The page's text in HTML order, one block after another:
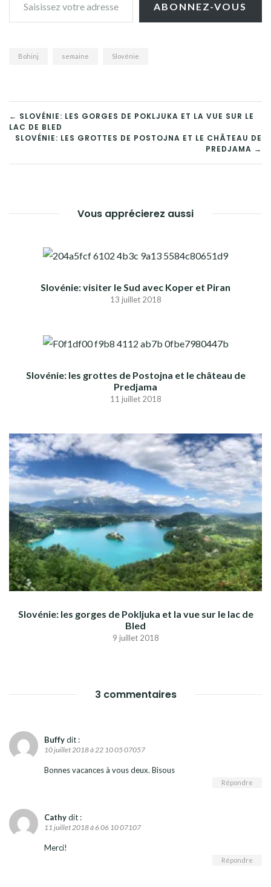
ABONNEZ-VOUS
Bohinj semaine Slovénie
NAVIGATION
DE
L’ARTICLE
← SLOVÉNIE: LES GORGES DE POKLJUKA ET LA VUE SUR LE
LAC DE BLED
SLOVÉNIE: LES GROTTES DE POSTOJNA ET LE CHÂTEAU DE
PREDJAMA →
Vous apprécierez aussi
Slovénie: visiter le Sud avec Koper et Piran
13 juillet 2018
Slovénie: les grottes de Postojna et le château de
Predjama
11 juillet 2018
Slovénie: les gorges de Pokljuka et la vue sur le lac de
Bled
9 juillet 2018
3 commentaires
Buffydit :
10 juillet 2018 à 22 10 05 07057
Bonnes vacances à vous deux. Bisous
Répondre
Cathydit :
11 juillet 2018 à 6 06 10 07107
Merci!
Répondre